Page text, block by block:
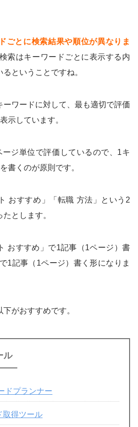
ごとに検索結果や順位が異なりま
索はキーワードごとに表示する内
ということですね。
ーワードに対して、最も適切で評価
示しています。
ジ単位で評価しているので、1キ
書くのが原則です。
おすすめ」「転職 方法」という2
とします。
おすすめ」で1記事（1ページ）書
1記事（1ページ）書く形になりま
がおすすめです。
ル
ドプランナー
取得ツール